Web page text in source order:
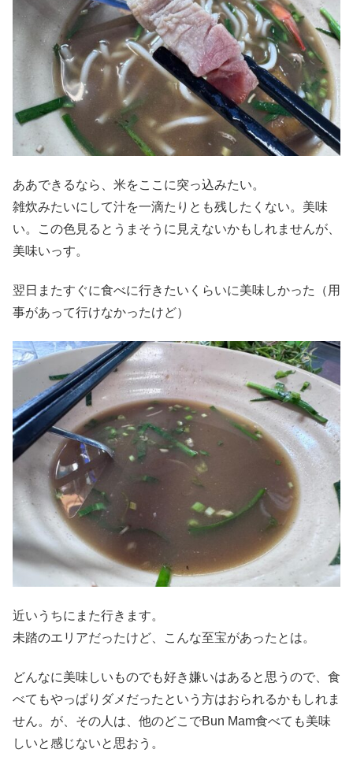
ああできるなら、米をここに突っ込みたい。
雑炊みたいにして汁を一滴たりとも残したくない。美味
い。この色見るとうまそうに見えないかもしれませんが、
美味いっす。
翌日またすぐに食べに行きたいくらいに美味しかった（用
事があって行けなかったけど）
近いうちにまた行きます。
未踏のエリアだったけど、こんな至宝があったとは。
どんなに美味しいものでも好き嫌いはあると思うので、食
べてもやっぱりダメだったという方はおられるかもしれま
せん。が、その人は、他のどこでBun Mam食べても美味
しいと感じないと思おう。